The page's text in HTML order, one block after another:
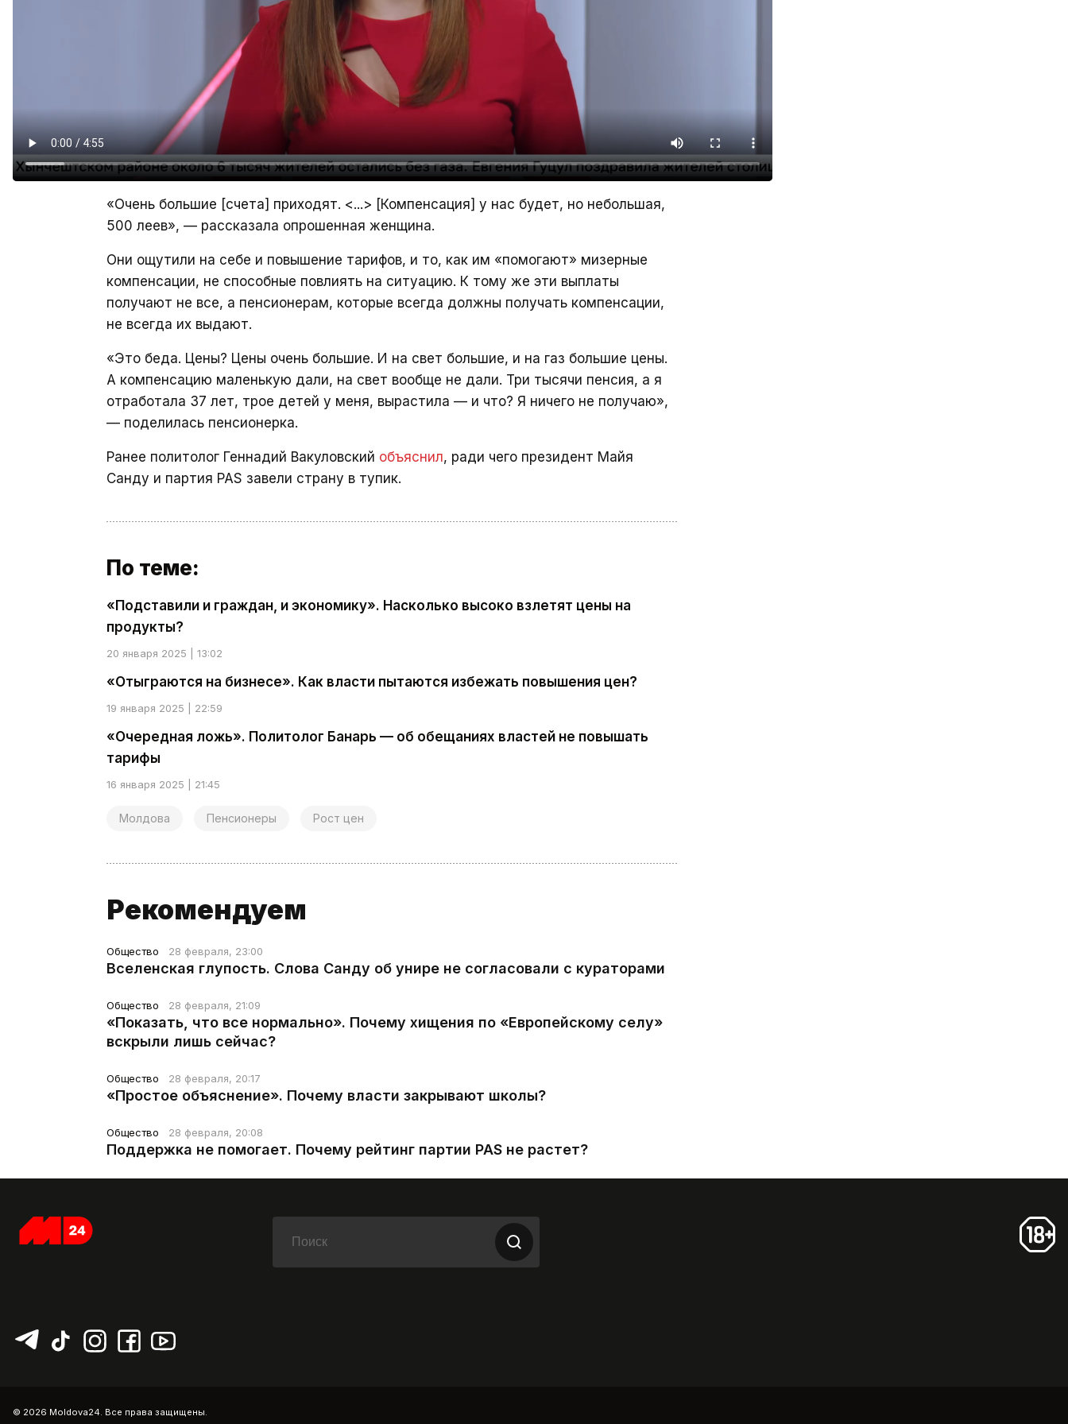
«Очень большие [счета] приходят. <...> [Компенсация] у нас будет, но небольшая,
500 леев», — рассказала опрошенная женщина.
Они ощутили на себе и повышение тарифов, и то, как им «помогают» мизерные
компенсации, не способные повлиять на ситуацию. К тому же эти выплаты
получают не все, а пенсионерам, которые всегда должны получать компенсации,
не всегда их выдают.
«Это беда. Цены? Цены очень большие. И на свет большие, и на газ большие цены.
А компенсацию маленькую дали, на свет вообще не дали. Три тысячи пенсия, а я
отработала 37 лет, трое детей у меня, вырастила — и что? Я ничего не получаю»,
— поделилась пенсионерка.
Ранее политолог Геннадий Вакуловский объяснил, ради чего президент Майя
Санду и партия PAS завели страну в тупик.
По теме:
«Подставили и граждан, и экономику». Насколько высоко взлетят цены на
продукты?
20 января 2025 | 13:02
«Отыграются на бизнесе». Как власти пытаются избежать повышения цен?
19 января 2025 | 22:59
«Очередная ложь». Политолог Банарь — об обещаниях властей не повышать
тарифы
16 января 2025 | 21:45
Молдова Пенсионеры Рост цен
Рекомендуем
Общество 28 февраля, 23:00
Вселенская глупость. Слова Санду об унире не согласовали с кураторами
Общество 28 февраля, 21:09
«Показать, что все нормально». Почему хищения по «Европейскому селу»
вскрыли лишь сейчас?
Общество 28 февраля, 20:17
«Простое объяснение». Почему власти закрывают школы?
Общество 28 февраля, 20:08
Поддержка не помогает. Почему рейтинг партии PAS не растет?
© 2026 Moldova24. Все права защищены.